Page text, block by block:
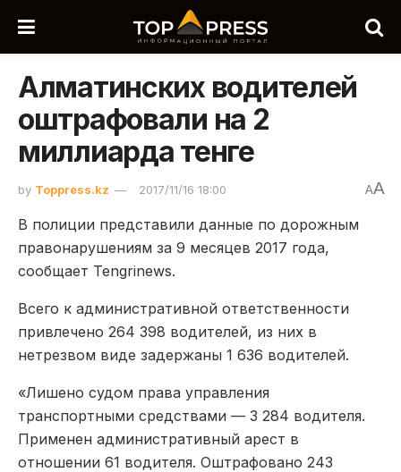
Алматинских водителей
оштрафовали на 2
миллиарда тенге
by Toppress.kz 2017/11/16 18:00 AA
В полиции представили данные по дорожным
правонарушениям за 9 месяцев 2017 года,
сообщает Tengrinews.
Всего к административной ответственности
привлечено 264 398 водителей, из них в
нетрезвом виде задержаны 1 636 водителей.
«Лишено судом права управления
транспортными средствами — 3 284 водителя.
Применен административный арест в
отношении 61 водителя. Оштрафовано 243